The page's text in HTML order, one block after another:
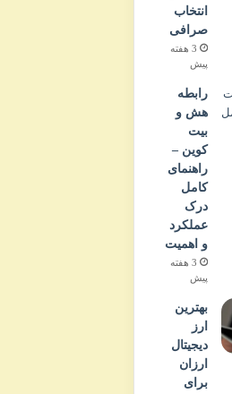
انتخاب
صرافی
3 هفته
پیش
رابطه
هش و
بیت
کوین –
راهنمای
کامل
درک
عملکرد
و اهمیت
3 هفته
پیش
بهترین
ارز
دیجیتال
ارزان
برای